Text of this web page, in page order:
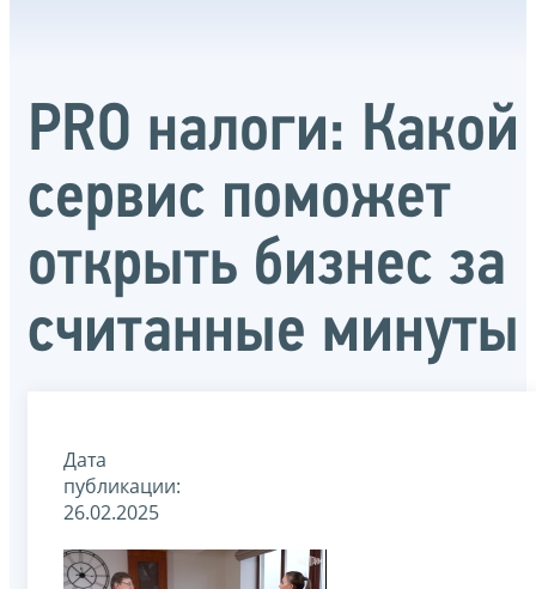
PRO налоги: Какой
сервис поможет
открыть бизнес за
считанные минуты
Дата
публикации:
26.02.2025